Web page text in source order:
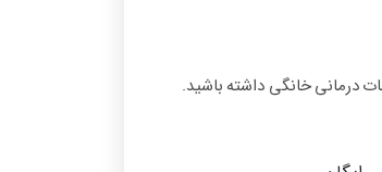
درمانی خانگی داشته باشید.